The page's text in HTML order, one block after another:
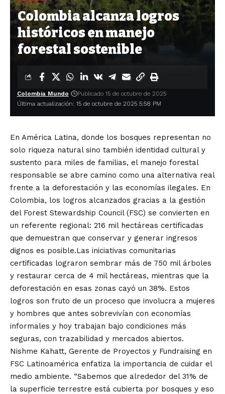
Colombia alcanza logros
históricos en manejo
forestal sostenible
Última actualización: 15 de octubre de 2025 5:58 PM
Colombia Mundo Publicado 15 de octubre de 2025
En América Latina, donde los bosques representan no
solo riqueza natural sino también identidad cultural y
sustento para miles de familias, el manejo forestal
responsable se abre camino como una alternativa real
frente a la deforestación y las economías ilegales. En
Colombia, los logros alcanzados gracias a la gestión
del Forest Stewardship Council (FSC) se convierten en
un referente regional: 216 mil hectáreas certificadas
que demuestran que conservar y generar ingresos
dignos es posible.Las iniciativas comunitarias
certificadas lograron sembrar más de 750 mil árboles
y restaurar cerca de 4 mil hectáreas, mientras que la
deforestación en esas zonas cayó un 38%. Estos
logros son fruto de un proceso que involucra a mujeres
y hombres que antes sobrevivían con economías
informales y hoy trabajan bajo condiciones más
seguras, con trazabilidad y mercados abiertos.
Nishme Kahatt, Gerente de Proyectos y Fundraising en
FSC Latinoamérica enfatiza la importancia de cuidar el
medio ambiente. “Sabemos que alrededor del 31% de
la superficie terrestre está cubierta por bosques y eso